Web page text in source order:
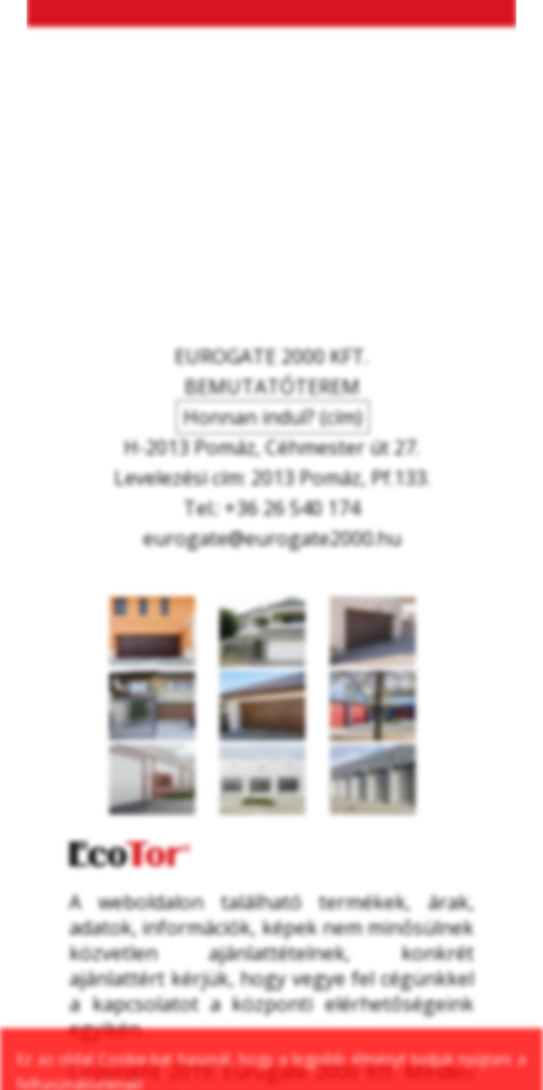
EUROGATE 2000 KFT.
BEMUTATÓTEREM
Honnan indul? (cím)
H-2013 Pomáz, Céhmester út 27.
Levelezési cím: 2013 Pomáz, Pf.133.
Tel.: +36 26 540 174
eurogate@eurogate2000.hu
A weboldalon található termékek, árak,
adatok, információk, képek nem minősülnek
közvetlen ajánlattételnek, konkrét
ajánlattért kérjük, hogy vegye fel cégünkkel
a kapcsolatot a központi elérhetőségeink
egyikén.
Copyright 2019. Eurogate 2000 Kft. Minden
Ez az oldal Cookie-kat használ, hogy a legjobb élményt tudjuk nyújtani a
felhasználóinknak!